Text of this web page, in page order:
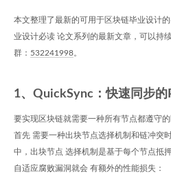
本文整理了最新的可用于区块链毕业设计
业设计必读 论文系列的最新文章，可以持
群： 532241998。
1、QuickSync：快速同步的
要实现区块链就需要一种所有节点都遵守
首先 需要一种出块节点选择机制和链冲突
中，出块节点 选择机制是基于每个节点抵
自适应腐败漏洞就会 有额外的性能损失：